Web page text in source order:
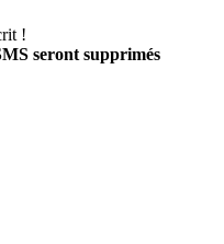
!
seront supprimés